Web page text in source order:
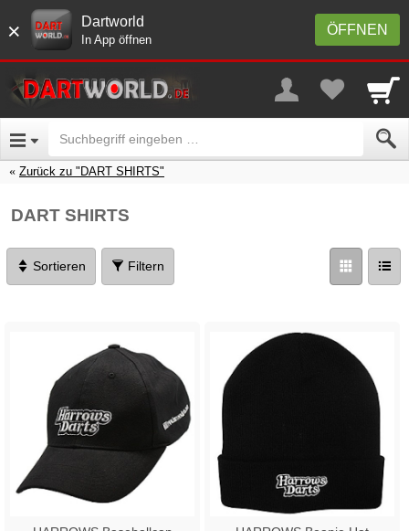
× ÖFFNEN
Dartworld
In App öffnen
Zurück zu "DART SHIRTS"
DART SHIRTS
Sortieren Filtern